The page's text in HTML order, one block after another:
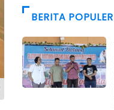
BERITA POPULER